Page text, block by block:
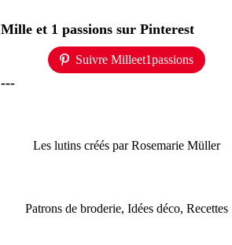
Mille et 1 passions sur Pinterest
Suivre Milleet1passions
---
Les lutins créés par Rosemarie Müller
Patrons de broderie, Idées déco, Recettes